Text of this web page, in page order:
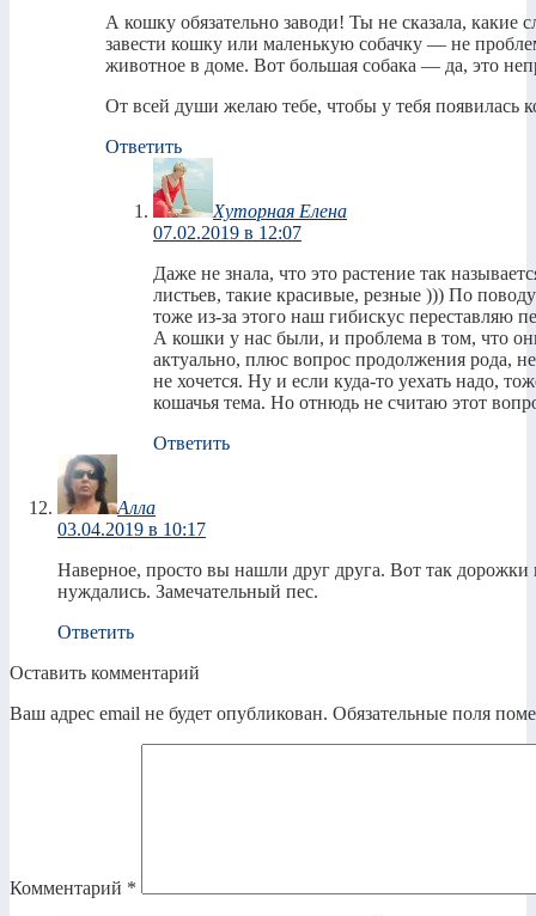
А кошку обязательно заводи! Ты не сказала, какие
завести кошку или маленькую собачку — не
животное в доме. Вот большая собака — да, это
От всей души желаю тебе, чтобы у тебя появилась
Ответить
Хуторная Елена
07.02.2019 в 12:07
Даже не знала, что это растение так
листьев, такие красивые, резные ))) По
тоже из-за этого наш гибискус переставляю
А кошки у нас были, и проблема в том, что
актуально, плюс вопрос продолжения рода,
не хочется. Ну и если куда-то уехать надо,
кошачья тема. Но отнюдь не считаю этот
Ответить
Алла
03.04.2019 в 10:17
Наверное, просто вы нашли друг друга. Вот так дорожки
нуждались. Замечательный пес.
Ответить
Оставить комментарий
Ваш адрес email не будет опубликован. Обязательные поля
Комментарий *